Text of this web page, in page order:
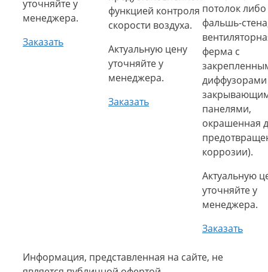
уточняйте у
менеджера.
Заказать
функцией контроля
скорости воздуха.
Актуальную цену
уточняйте у
менеджера.
Заказать
потолок либо
фальшь-
ферма с
панелями,
окрашенная
коррозии).
Актуальную
уточняйте у
менеджера.
Заказать
Информация, представленная на сайте, не